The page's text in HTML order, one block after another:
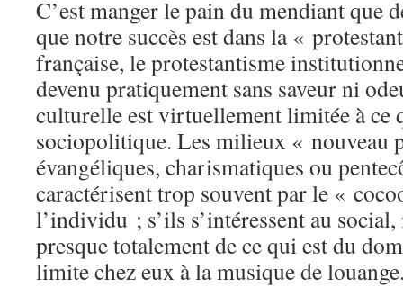
C’est manger le pain du mendiant que
que notre succès est dans la «
française, le protestantisme
devenu pratiquement sans saveur ni
culturelle est virtuellement limitée à ce
sociopolitique. Les milieux « nouveau
évangéliques, charismatiques ou
caractérisent trop souvent par le «
l’individu ; s’ils s’intéressent au social,
presque totalement de ce qui est du
limite chez eux à la musique de